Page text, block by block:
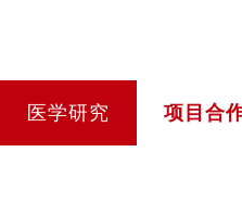
医学研究 项目合